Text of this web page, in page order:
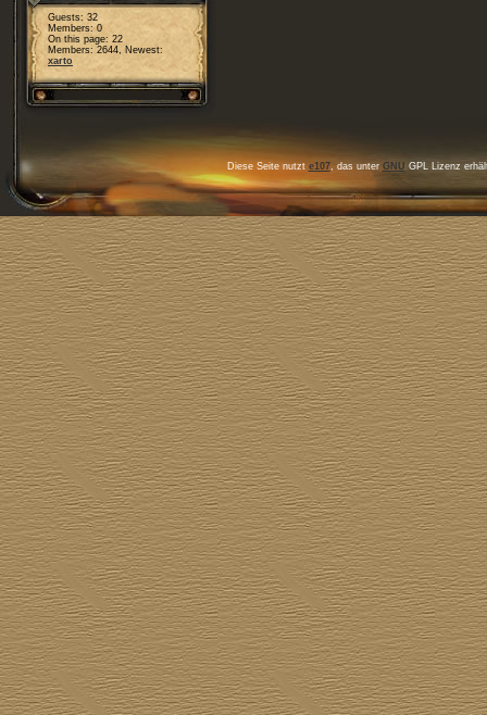
Guests: 32
Members: 0
On this page: 22
Members: 2644, Newest:
xarto
Diese Seite nutzt e107, das unter GNU GPL Lizenz